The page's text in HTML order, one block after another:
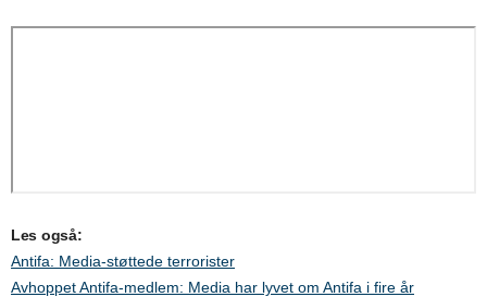
Les også:
Antifa: Media-støttede terrorister
Avhoppet Antifa-medlem: Media har lyvet om Antifa i fire år